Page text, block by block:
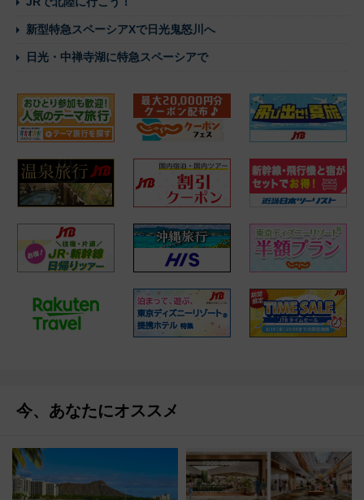
新型特急スペーシアXで日光鬼怒川へ
日光・中禅寺湖に特急スペーシアで
今、あなたにオススメ